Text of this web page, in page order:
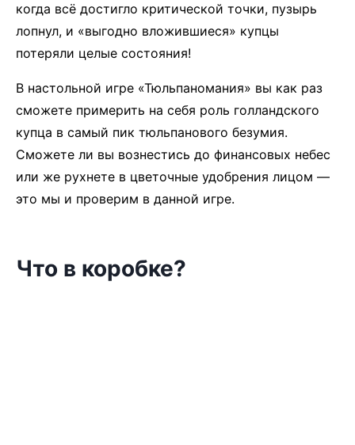
когда всё достигло критической точки, пузырь
лопнул, и «выгодно вложившиеся» купцы
потеряли целые состояния!
В настольной игре «Тюльпаномания» вы как раз
сможете примерить на себя роль голландского
купца в самый пик тюльпанового безумия.
Сможете ли вы вознестись до финансовых небес
или же рухнете в цветочные удобрения лицом —
это мы и проверим в данной игре.
Что в коробке?